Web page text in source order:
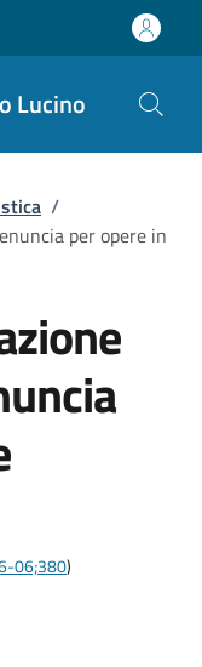
Lucino
/
per opere in
06;380)